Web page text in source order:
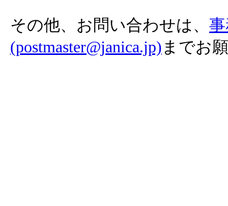
その他、お問い合わせは、
(postmaster@janica.jp) までお